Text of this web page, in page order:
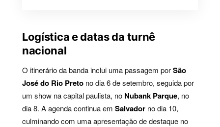
Logística e datas da turnê
nacional
O itinerário da banda inclui uma passagem porSão
José do Rio Preto no dia 6 de setembro, seguida por
um show na capital paulista, no Nubank Parque, no
dia 8. A agenda continua em Salvador no dia 10,
culminando com uma apresentação de destaque no